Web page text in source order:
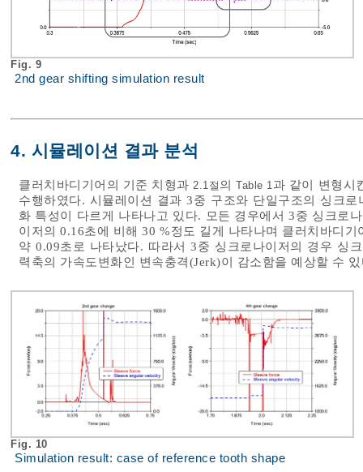
Fig. 9
2nd gear shifting simulation result
4. 시뮬레이션 결과 분석
클러치바디기어의 기준 치형과 2.1절 의Table 1 과 같이 변형시
수행하였다. 시뮬레이션 결과 3중 구조와 단일구조의 싱크
화 특성이 다르게 나타나고 있다. 모든 경우에서 3중 싱크로
이저의 0.16초에 비해 30 %정도 길게 나타나며 클러치바디
약 0.09초로 나타났다. 따라서 3중 싱크로나이저의 경우 싱
력축의 가속도변화인 변속충격(Jerk)이 감소함을 예상할 수
Fig. 10
Simulation result: case of reference tooth shape